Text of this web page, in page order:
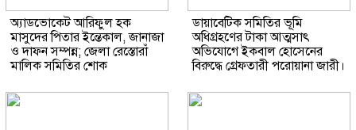
অ্যাডভোকেট আরিফুল হক
মাসুদের পিতার ইন্তেকাল, জানাজা
ও দাফন সম্পন্ন; জেলা রেস্তোরাঁ
মালিক সমিতির শোক
ডায়াবেটিক সমিতির ভূমি
অধিগ্রহণের টাকা আত্মসাৎ
অভিযোগে ইকবাল হোসেনের
বিরুদ্ধে গ্রেফতারী পরোয়ানা জারী।